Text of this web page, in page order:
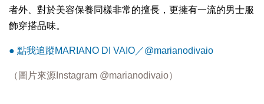
者外、對於美容保養同樣非常的擅長，更擁有一流的男士服
飾穿搭品味。
● 點我追蹤MARIANO DI VAIO／@marianodivaio
（圖片來源Instagram @marianodivaio）